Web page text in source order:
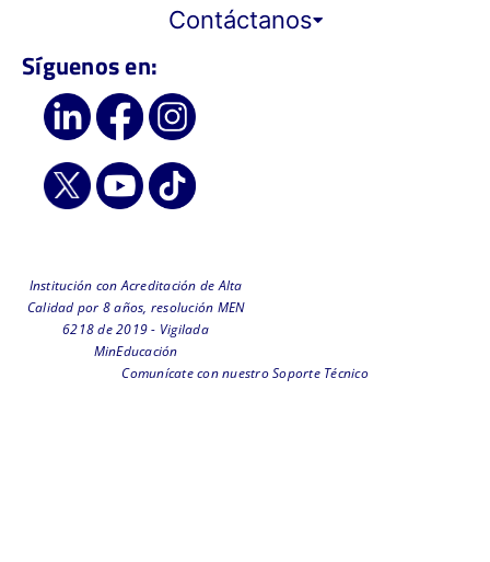
Contáctanos
Síguenos en:
Institución con Acreditación de Alta
Calidad por 8 años, resolución MEN
6218 de 2019 - Vigilada
MinEducación
Comunícate con nuestro Soporte Técnico